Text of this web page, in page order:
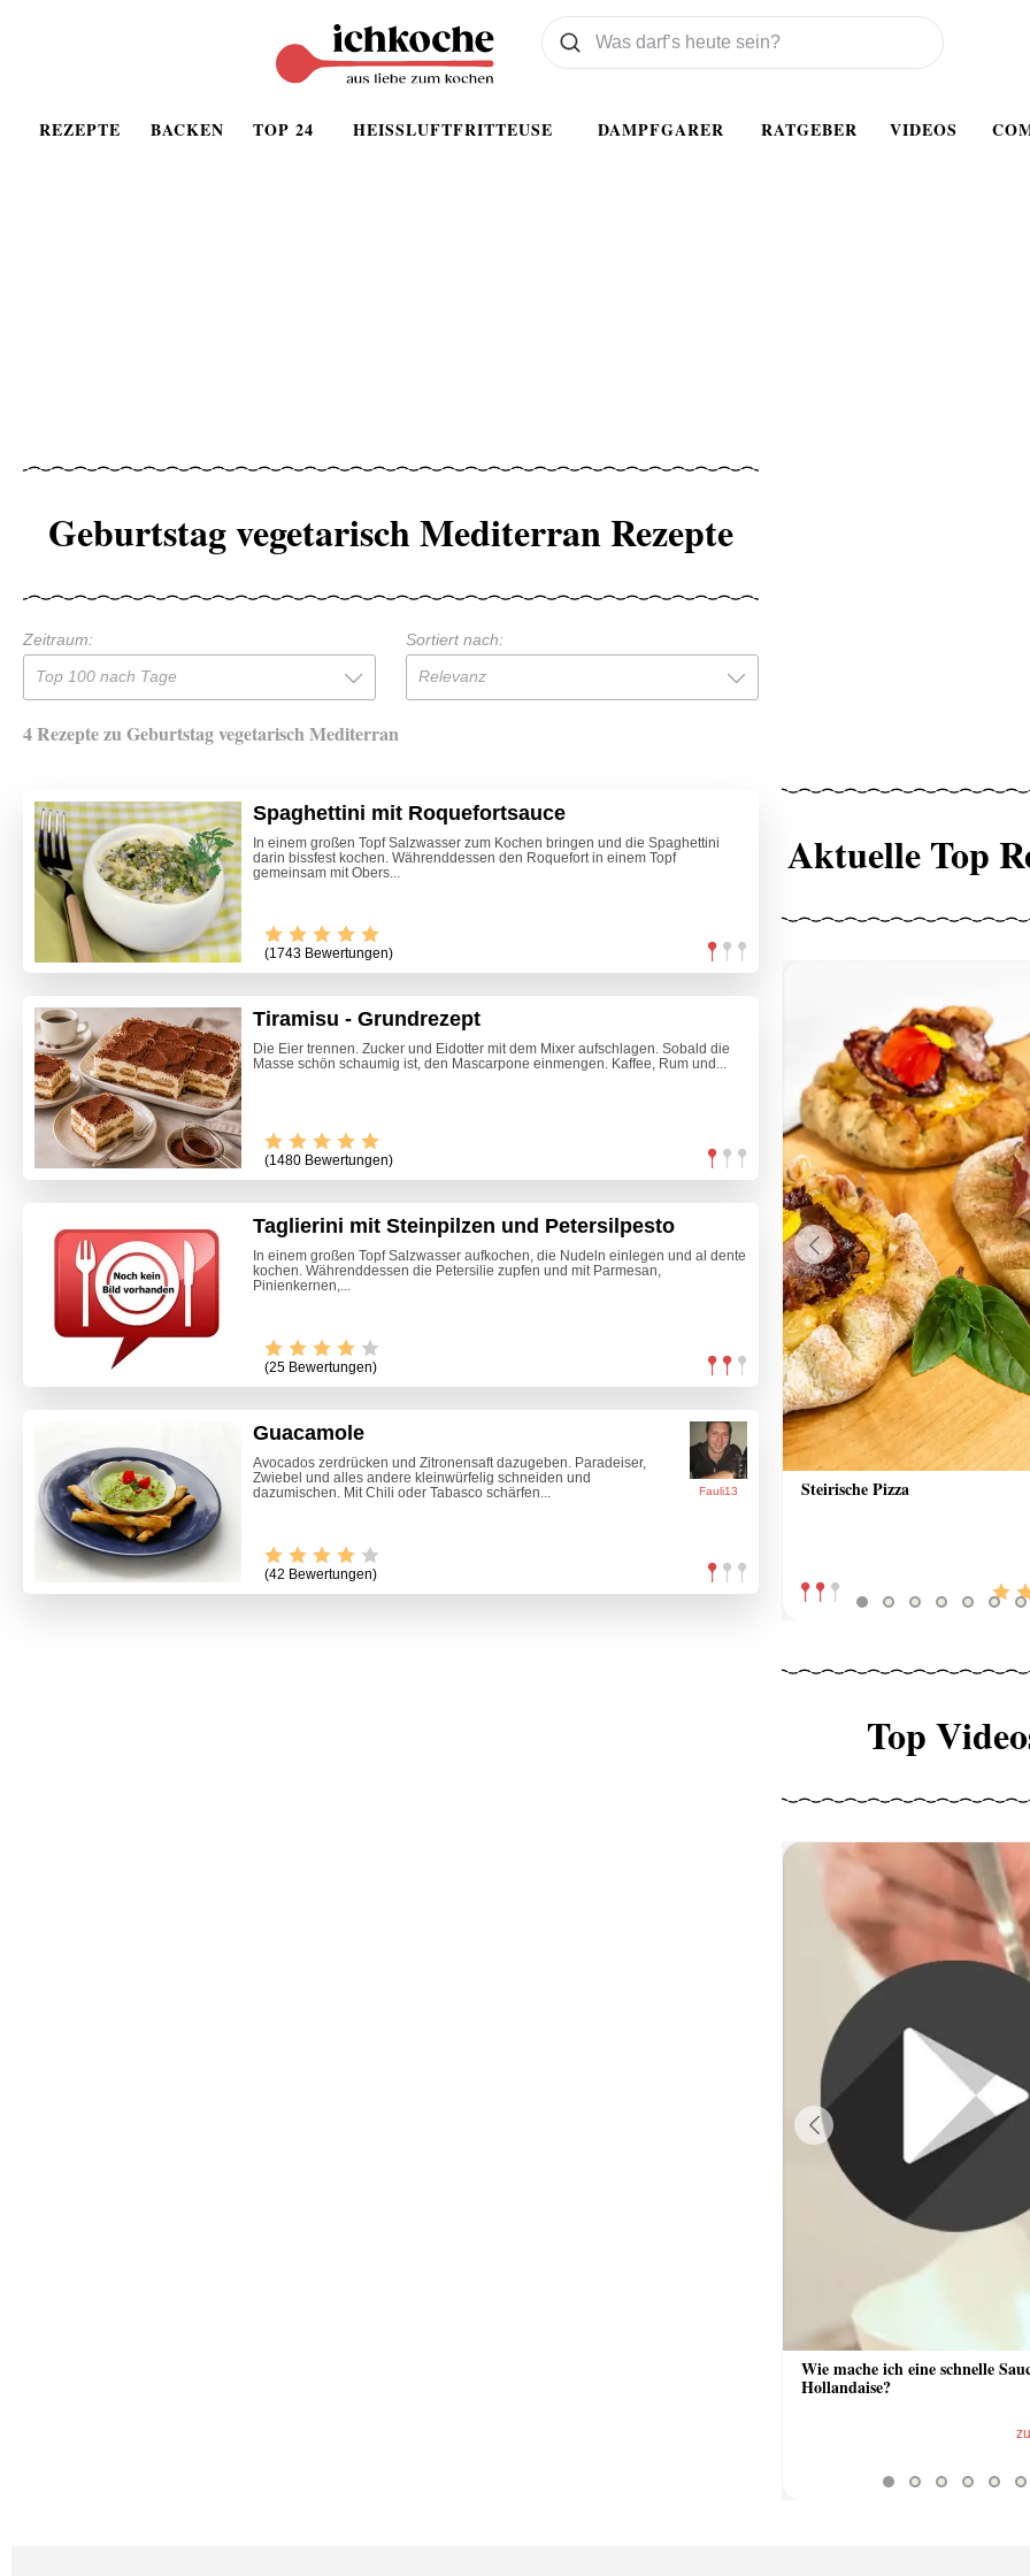
REZEPTE BACKEN TOP 24 HEISSLUFTFRITTEUSE DAMPFGARER RATGEBER VIDEOS
Was wollen Sie suchen
Suchen
Geburtstag vegetarisch Mediterran Rezepte
Zeitraum:
Top 100 nach Tage
Sortiert nach:
Relevanz
4 Rezepte zu Geburtstag vegetarisch Mediterran
Spaghettini mit Roquefortsauce
In einem großen Topf Salzwasser zum Kochen bringen und die Spaghettini
darin bissfest kochen. Währenddessen den Roquefort in einem Topf
gemeinsam mit Obers...
(1743 Bewertungen)
Tiramisu - Grundrezept
Die Eier trennen. Zucker und Eidotter mit dem Mixer aufschlagen. Sobald die
Masse schön schaumig ist, den Mascarpone einmengen. Kaffee, Rum und...
(1480 Bewertungen)
Taglierini mit Steinpilzen und Petersilpesto
In einem großen Topf Salzwasser aufkochen, die Nudeln einlegen und al dente
kochen. Währenddessen die Petersilie zupfen und mit Parmesan,
Pinienkernen,...
(25 Bewertungen)
Fauli13
Guacamole
Avocados zerdrücken und Zitronensaft dazugeben. Paradeiser,
Zwiebel und alles andere kleinwürfelig schneiden und
dazumischen. Mit Chili oder Tabasco schärfen...
(42 Bewertungen)
Aktuelle Top
Steirische Pizza
Marillenkuchen
Previous
Top
Wie mache ich eine schnelle
Hollandaise?
Previous